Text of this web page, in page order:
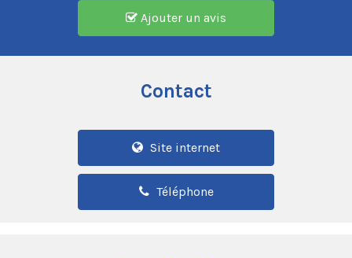
Ajouter un avis
Contact
Site internet
Téléphone